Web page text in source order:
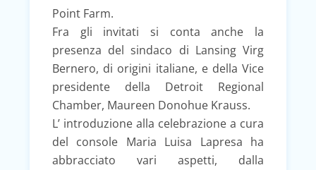
Point Farm.
Fra gli invitati si conta anche la
presenza del sindaco di Lansing Virg
Bernero, di origini italiane, e della Vice
presidente della Detroit Regional
Chamber, Maureen Donohue Krauss.
L’ introduzione alla celebrazione a cura
del console Maria Luisa Lapresa ha
abbracciato vari aspetti, dalla